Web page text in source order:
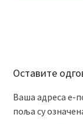
Оставите
Ваша адреса е-
поља су